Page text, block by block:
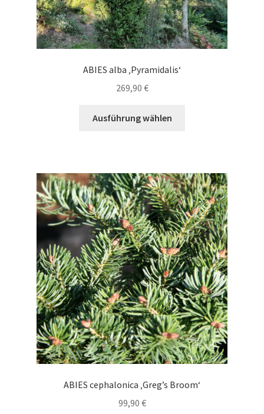
ABIES alba ‚Pyramidalis‘
269,90 €
Ausführung wählen
Varianten
auf.
Die
Optionen
können
auf
der
Produktseite
gewählt
werden
ABIES cephalonica ‚Greg’s Broom‘
99,90 €